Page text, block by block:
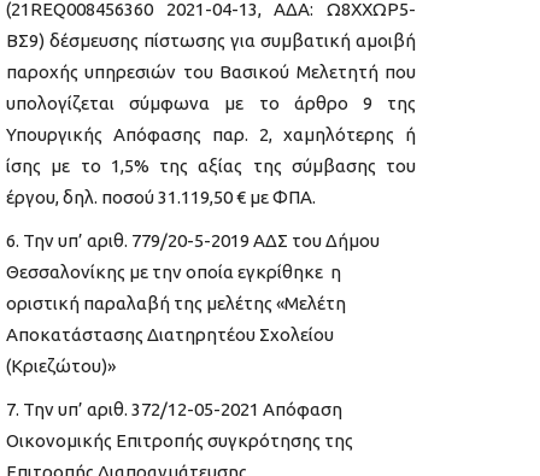
(21REQ008456360 2021-04-13, ΑΔΑ: Ω8ΧΧΩΡ5-
ΒΣ9) δέσμευσης πίστωσης για συμβατική αμοιβή
παροχής υπηρεσιών του Βασικού Μελετητή που
υπολογίζεται σύμφωνα με το άρθρο 9 της
Υπουργικής Απόφασης παρ. 2, χαμηλότερης ή
ίσης με το 1,5% της αξίας της σύμβασης του
έργου, δηλ. ποσού 31.119,50 € με ΦΠΑ.
Την υπ’ αριθ. 779/20-5-2019 ΑΔΣ του Δήμου
Θεσσαλονίκης με την οποία εγκρίθηκε η
οριστική παραλαβή της μελέτης «Μελέτη
Αποκατάστασης Διατηρητέου Σχολείου
(Κριεζώτου)»
Την υπ’ αριθ. 372/12-05-2021 Απόφαση
Οικονομικής Επιτροπής συγκρότησης της
Επιτροπής Διαπραγμάτευσης